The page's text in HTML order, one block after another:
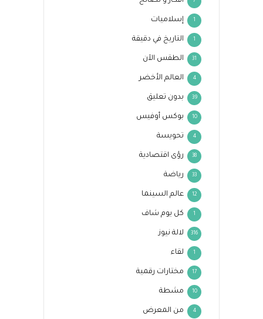
7
إسلاميات 1
التاريخ في دقيقة 1
الطقس الآن 31
العالم الأخضر 4
بدون تعليق 39
بوكس أوفيس 10
تحويسة 4
رؤى اقتصادية 38
رياضة 33
عالم السينما 12
كل يوم شاف 1
لالة نيوز 316
لقاء 1
مختارات رقمية 17
مشطة 10
من المعرض 4